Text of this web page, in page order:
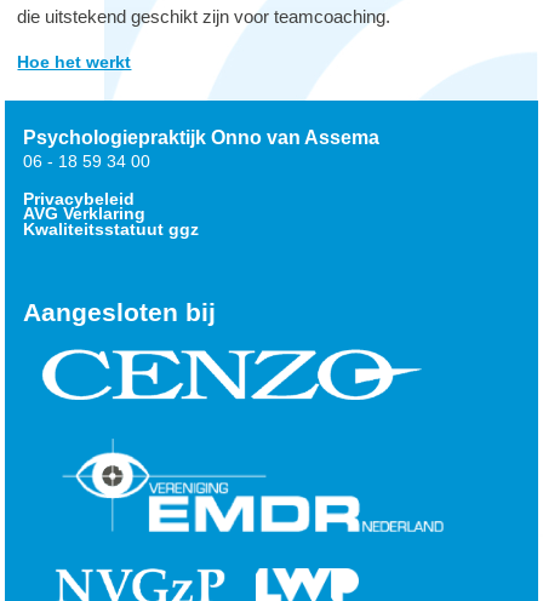
die uitstekend geschikt zijn voor teamcoaching.
Hoe het werkt
Psychologiepraktijk Onno van Assema
06 - 18 59 34 00
Privacybeleid
AVG Verklaring
Kwaliteitsstatuut ggz
Aangesloten bij